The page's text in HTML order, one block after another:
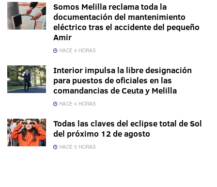
Somos Melilla reclama toda la
documentación del mantenimiento
eléctrico tras el accidente del pequeño
Amir
HACE 4 HORAS
Interior impulsa la libre designación
para puestos de oficiales en las
comandancias de Ceuta y Melilla
HACE 4 HORAS
Todas las claves del eclipse total de Sol
del próximo 12 de agosto
HACE 5 HORAS